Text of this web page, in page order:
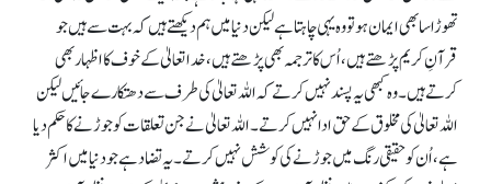
تھوڑا سا بھی ایمان ہو تو وہ یہی چاہتا ہے لیکن دنیا میں ہم دیکھتے ہیں کہ بہت سے ہیں جو
قرآنِ کریم پڑھتے ہیں، اُس کا ترجمہ بھی پڑھتے ہیں، خدا تعالیٰ کے خوف کا اظہار بھی
کرتے ہیں۔ وہ کبھی یہ پسندنہیں کرتے کہ اللہ تعالیٰ کی طرف سے دھتکارے جائیں لیکن
اللہ تعالیٰ کی مخلوق کے حق ادا نہیں کرتے۔ اللہ تعالیٰ نے جن تعلقات کو جوڑنے کا حکم دیا
ہے، اُن کو حقیقی رنگ میں جوڑنے کی کوشش نہیں کرتے۔ یہ تضاد ہے جو دنیا میں اکثر